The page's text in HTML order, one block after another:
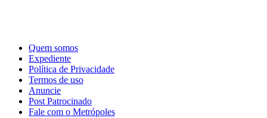
Quem somos
Expediente
Política de Privacidade
Termos de uso
Anuncie
Post Patrocinado
Fale com o Metrópoles